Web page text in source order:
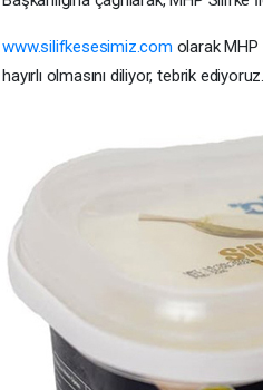
www.silifkesesimiz.com olarak MHP
hayırlı olmasını diliyor, tebrik ediyoruz.